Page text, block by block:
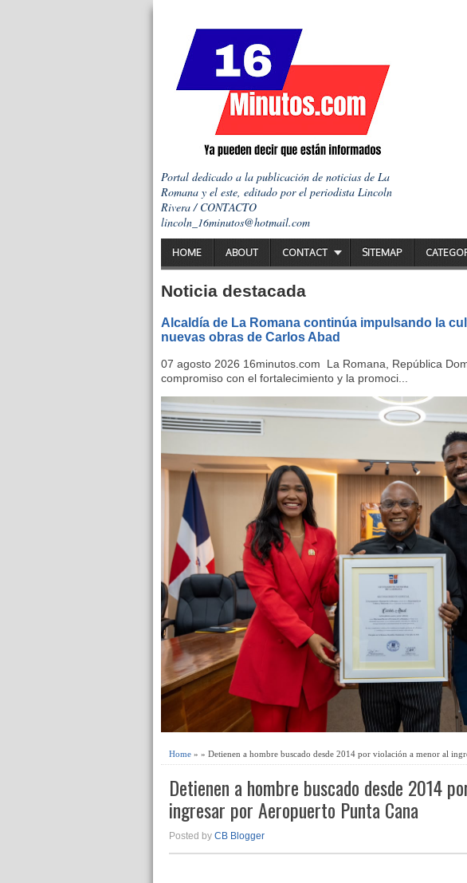
Portal dedicado a la publicación de noticias de La
Romana y el este, editado por el periodista Lincoln
Rivera / CONTACTO
lincoln_16minutos@hotmail.com
HOME ABOUT CONTACT SITEMAP
Noticia destacada
Alcaldía de La Romana continúa impulsando la
nuevas obras de Carlos Abad
07 agosto 2026 16minutos.com La Romana, República
compromiso con el fortalecimiento y la promoci...
Home » » Detienen a hombre buscado desde 2014 por violación a menor al
Detienen a hombre buscado desde 2014
ingresar por Aeropuerto Punta Cana
Posted by CB Blogger